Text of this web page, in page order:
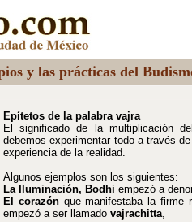
y las prácticas del
Epítetos de la palabra vajra
El significado de la multiplicación
debemos experimentar todo a través
experiencia de la realidad.
Algunos ejemplos son los siguientes:
La Iluminación, Bodhi empezó a
El corazón que manifestaba la firme
empezó a ser llamado vajrachitta,